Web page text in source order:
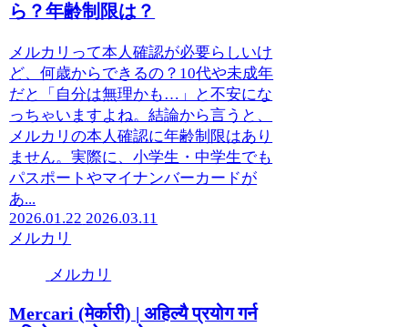
ら？年齢制限は？
メルカリって本人確認が必要らしいけ
ど、何歳からできるの？10代や未成年
だと「自分は無理かも…」と不安にな
っちゃいますよね。結論から言うと、
メルカリの本人確認に年齢制限はあり
ません。実際に、小学生・中学生でも
パスポートやマイナンバーカードが
あ...
2026.01.22 2026.03.11
メルカリ
メルカリ
Mercari (मेर्कारी) | अहिल्यै प्रयोग गर्न